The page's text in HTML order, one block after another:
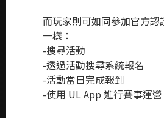
而玩家則可如同參加官方認
一樣：
-搜尋活動
-透過活動搜尋系統報名
-活動當日完成報到
-使用 UL App 進行賽事運營